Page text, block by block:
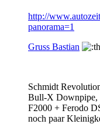
http://
panorama=1
Gruss Bastian
Schmidt
Bull-X Downpipe,
F2000 + Ferodo
noch paar